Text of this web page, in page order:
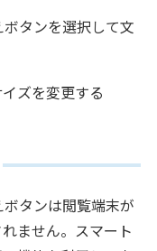
ボタンを選択して文
ズを変更する
ボタンは閲覧端末が
ません。スマート